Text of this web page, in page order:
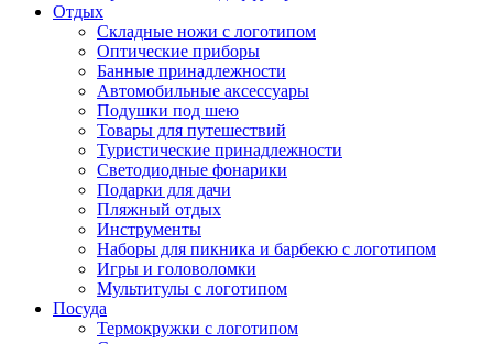
Отдых
Складные ножи с логотипом
Оптические приборы
Банные принадлежности
Автомобильные аксессуары
Подушки под шею
Товары для путешествий
Туристические принадлежности
Светодиодные фонарики
Подарки для дачи
Пляжный отдых
Инструменты
Наборы для пикника и барбекю с логотипом
Игры и головоломки
Мультитулы с логотипом
Посуда
Термокружки с логотипом